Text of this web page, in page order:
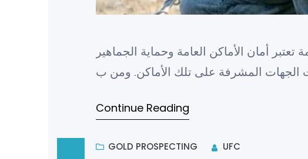
أمان الأماكن العامة وحماية الجماهير
Continue Reading
GOLD PROSPECTING UFC